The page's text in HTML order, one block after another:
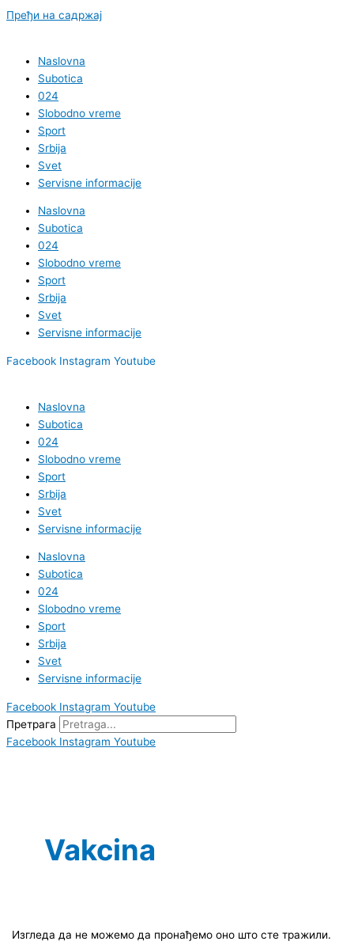
Пређи на садржај
Naslovna
Subotica
024
Slobodno vreme
Sport
Srbija
Svet
Servisne informacije
Naslovna
Subotica
024
Slobodno vreme
Sport
Srbija
Svet
Servisne informacije
Facebook Instagram Youtube
Naslovna
Subotica
024
Slobodno vreme
Sport
Srbija
Svet
Servisne informacije
Naslovna
Subotica
024
Slobodno vreme
Sport
Srbija
Svet
Servisne informacije
Facebook Instagram Youtube
Претрага
Facebook Instagram Youtube
Vakcina
Изгледа да не можемо да пронађемо оно што сте тражили.